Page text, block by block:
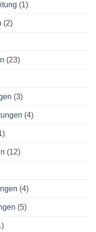
(1)
(2)
(23)
(3)
(4)
(12)
(4)
(5)